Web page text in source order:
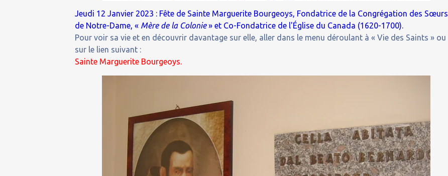
Jeudi 12 Janvier 2023 : Fête de Sainte Marguerite Bourgeoys, Fondatrice de la Congrégation des Sœurs
de Notre-Dame, « Mère de la Colonie» et Co-Fondatrice de l'Église du Canada (1620-1700).
Pour voir sa vie et en découvrir davantage sur elle, aller dans le menu déroulant à « Vie des Saints » ou
sur le lien suivant :
Sainte Marguerite Bourgeoys.